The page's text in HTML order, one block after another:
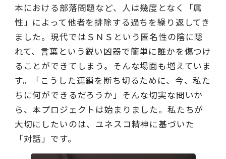
本における部落問題など、人は幾度となく「属
性」によって他者を排除する過ちを繰り返してき
ました。現代ではＳＮＳという匿名性の陰に隠
れて、言葉という鋭い凶器で簡単に誰かを傷つけ
ることができてしまう。そんな場面も増えていま
す。「こうした連鎖を断ち切るために、今、私た
ちに何ができるだろうか」そんな切実な問いか
ら、本プロジェクトは始まりました。私たちが
大切にしたいのは、ユネスコ精神に基づいた
「対話」です。